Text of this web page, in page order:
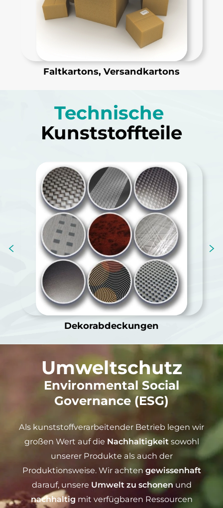
Faltkartons, Versandkartons
Technische
Kunststoffteile
Dekorabdeckungen
Umweltschutz
Environmental Social
Governance (ESG)
Als kunststoffverarbeitender Betrieb legen wir
großen Wert auf die Nachhaltigkeitsowohl
unserer Produkte als auch der
Produktionsweise. Wir achten gewissenhaft
darauf, unsere Umwelt zu schonenund
nachhaltig mit verfügbaren Ressourcen